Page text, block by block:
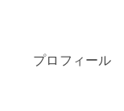
プロフィール